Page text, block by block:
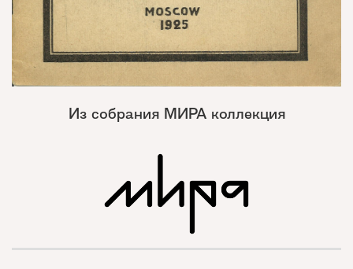
Из собрания МИРА коллекция